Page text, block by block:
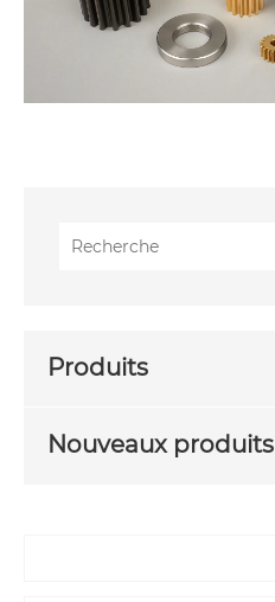
Produits
Nouveaux produits